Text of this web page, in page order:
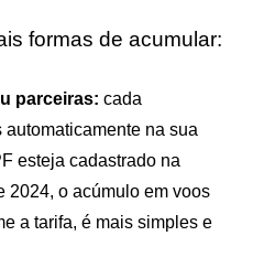
formas de acumular:
parceiras: cada
na sua
esteja cadastrado na
2024, o acúmulo em voos
a tarifa, é mais simples e